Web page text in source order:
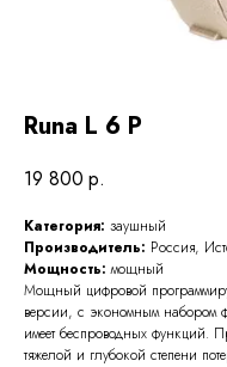
Runa L 6 P
19 800 р.
Категория: заушный
Производитель: Россия,
Мощность:мощный
Мощный цифровой
версии, с экономным набором
имеет беспроводных функций.
тяжелой и глубокой степени